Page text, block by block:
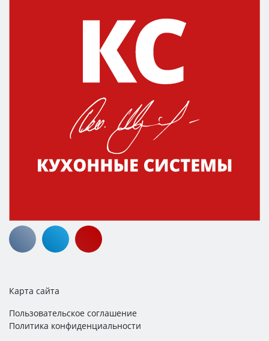
Карта сайта
Пользовательское соглашение
Политика конфиденциальности